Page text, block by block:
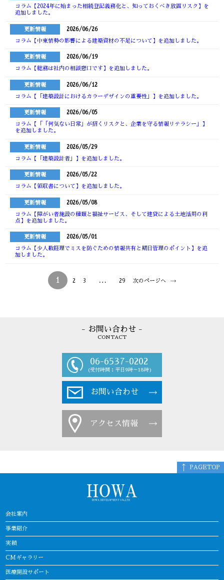
コラム【2024年に始まった相続登記義務化と、知っておくべき放置リスク】を
追加しました。
更新情報 2026/06/26
コラム【中東情勢の影響による建築資材の不足について】を追加しました。
更新情報 2026/06/19
コラム【総務は社内の相談窓口です】を追加しました。
更新情報 2026/06/12
コラム【「建築設計におけるカラーデザインの重要性」】を追加しました。
更新情報 2026/06/05
コラム【「「何気ない日常」が招くリスクと、企業を守る情報リテラシー」】
を追加しました。
更新情報 2026/05/29
コラム【「建築設計者」】を追加しました。
更新情報 2026/05/22
コラム【領収書について】を追加しました。
更新情報 2026/05/08
コラム【障がい者施設の種類と福祉サービス、そして建貸による土地活用の利
点】を追加しました。
更新情報 2026/05/01
コラム【少人数経理でミスを防ぐための情報共有と期日管理のポイント】を追
加しました。
1 2 3 … 29 次のページへ
- お問い合わせ -
CONTACT
06-6537-0202
(受付時間：平日9時～18時)
お問い合わせ
アクセス情報
会社案内
事業紹介
実績
CMギャラリー
医療開設サポート
PAGETOP